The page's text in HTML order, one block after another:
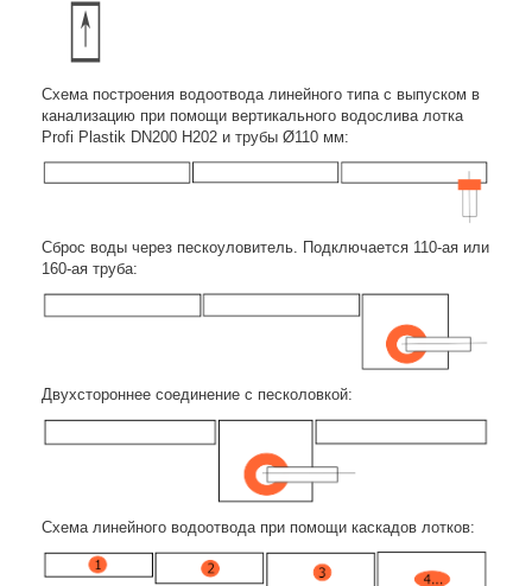
Схема построения водоотвода линейного типа с выпуском в
канализацию при помощи вертикального водослива лотка
Profi Plastik DN200 H202 и трубы Ø110 мм:
Сброс воды через пескоуловитель. Подключается 110-ая или
160-ая труба:
Двухстороннее соединение с песколовкой:
Схема линейного водоотвода при помощи каскадов лотков: